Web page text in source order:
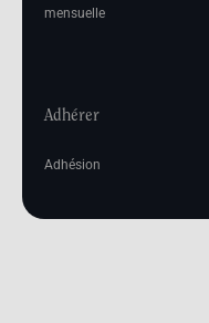
mensuelle
Adhérer
Adhésion